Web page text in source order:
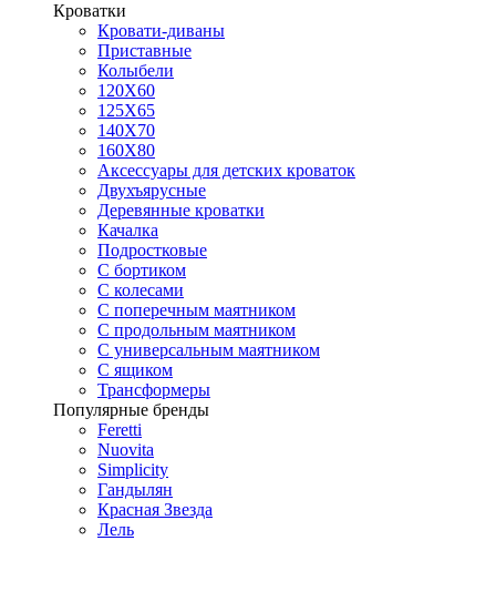
Кроватки
Кровати-диваны
Приставные
Колыбели
120Х60
125X65
140Х70
160Х80
Аксессуары для детских кроваток
Двухъярусные
Деревянные кроватки
Качалка
Подростковые
С бортиком
С колесами
С поперечным маятником
С продольным маятником
С универсальным маятником
С ящиком
Трансформеры
Популярные бренды
Feretti
Nuovita
Simplicity
Гандылян
Красная Звезда
Лель